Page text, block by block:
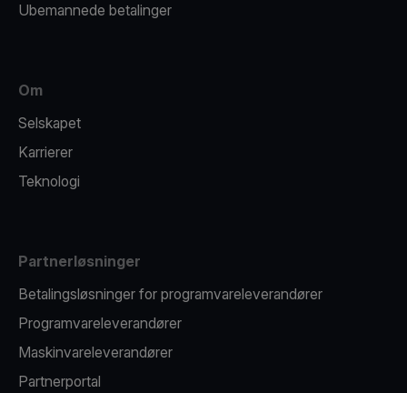
Ubemannede betalinger
Om
Selskapet
Karrierer
Teknologi
Partnerløsninger
Betalingsløsninger for programvareleverandører
Programvareleverandører
Maskinvareleverandører
Partnerportal